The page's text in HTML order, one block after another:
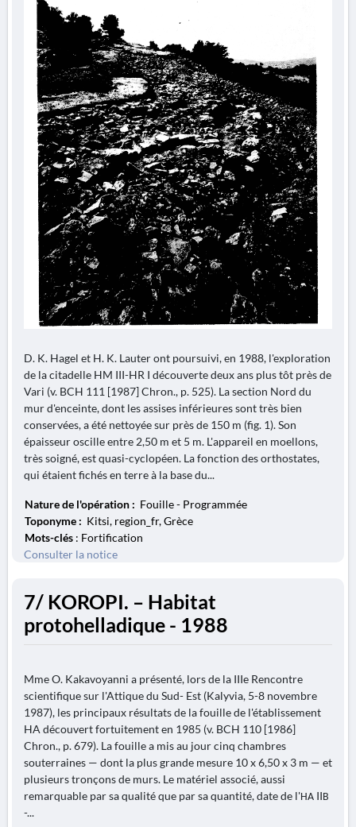
D. K. Hagel et H. K. Lauter ont poursuivi, en 1988, l'exploration
de la citadelle HM III-HR I découverte deux ans plus tôt près de
Vari (v. BCH 111 [1987] Chron., p. 525). La section Nord du
mur d'enceinte, dont les assises inférieures sont très bien
conservées, a été nettoyée sur près de 150 m (fig. 1). Son
épaisseur oscille entre 2,50 m et 5 m. L'appareil en moellons,
très soigné, est quasi-cyclopéen. La fonction des orthostates,
qui étaient fichés en terre à la base du...
Nature de l'opération : Fouille - Programmée
Toponyme : Kitsi, region_fr, Grèce
Mots-clés : Fortification
Consulter la notice
7/ KOROPI. – Habitat
protohelladique - 1988
Mme O. Kakavoyanni a présenté, lors de la IIIe Rencontre
scientifique sur l'Attique du Sud- Est (Kalyvia, 5-8 novembre
1987), les principaux résultats de la fouille de l'établissement
HA découvert fortuitement en 1985 (v. BCH 110 [1986]
Chron., p. 679). La fouille a mis au jour cinq chambres
souterraines — dont la plus grande mesure 10 x 6,50 x 3 m — et
plusieurs tronçons de murs. Le matériel associé, aussi
remarquable par sa qualité que par sa quantité, date de l'ΗΑ IIΒ
-...